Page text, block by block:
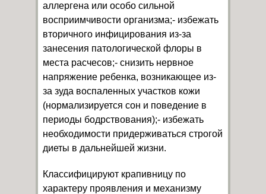
аллергена или особо сильной
восприимчивости организма;- избежать
вторичного инфицирования из-за
занесения патологической флоры в
места расчесов;- снизить нервное
напряжение ребенка, возникающее из-
за зуда воспаленных участков кожи
(нормализируется сон и поведение в
периоды бодрствования);- избежать
необходимости придерживаться строгой
диеты в дальнейшей жизни.
Классифицируют крапивницу по
характеру проявления и механизму